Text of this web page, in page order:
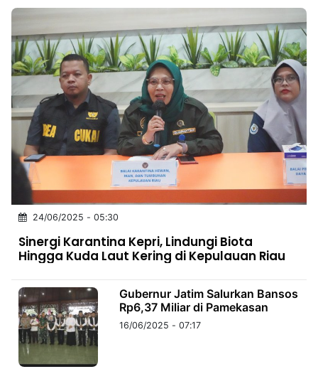
24/06/2025 - 05:30
Sinergi Karantina Kepri, Lindungi Biota
Hingga Kuda Laut Kering di Kepulauan Riau
Gubernur Jatim Salurkan Bansos
Rp6,37 Miliar di Pamekasan
16/06/2025 - 07:17